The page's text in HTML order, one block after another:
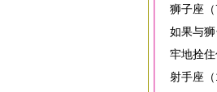
狮子座（
如果与
牢地拴住
射手座（